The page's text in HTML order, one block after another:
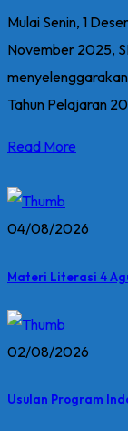
2026
Tuah
Mulai Senin, 1
November 2025,
Tahun Pelajaran
Read More
04/08/2026
Materi Literasi 4
02/08/2026
Usulan Program